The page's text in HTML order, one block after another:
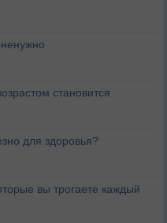
становится
для здоровья?
вы трогаете каждый